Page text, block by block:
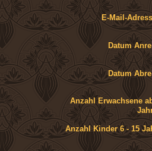
E-Mail-
Datum
Datum
Anzahl Erwachsene
Anzahl Kinder 6 - 15